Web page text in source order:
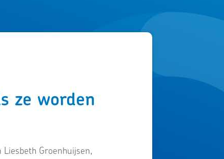
ze worden
Groenhuijsen,